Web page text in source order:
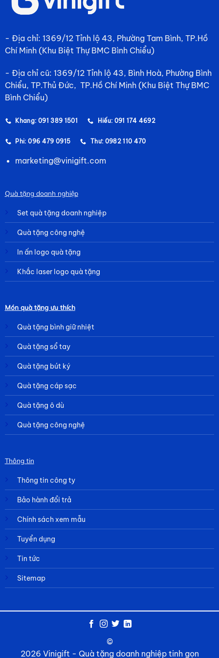
- Địa chỉ: 1369/12 Tỉnh lộ 43, Phường Tam Bình, TP.Hồ
Chí Minh (Khu Biệt Thự BMC Bình Chiểu)
- Địa chỉ cũ: 1369/12 Tỉnh lộ 43, Bình Hoà, Phường Bình
Chiểu, TP.Thủ Đức, TP.Hồ Chí Minh (Khu Biệt Thự BMC
Bình Chiểu)
Khang: 091 389 1501 Hiếu: 091 174 4692
Phi: 096 479 0915 Thư: 0982 110 470
marketing@vinigift.com
Quà tặng doanh nghiệp
Set quà tặng doanh nghiệp
Quà tặng công nghệ
In ấn logo quà tặng
Khắc laser logo quà tặng
Món quà tặng ưu thích
Quà tặng bình giữ nhiệt
Quà tặng sổ tay
Quà tặng bút ký
Quà tặng cáp sạc
Quà tặng ô dù
Quà tặng công nghệ
Thông tin
Thông tin công ty
Bảo hành đổi trả
Chính sách xem mẫu
Tuyển dụng
Tin tức
Sitemap
©
2026 Vinigift - Quà tặng doanh nghiệp tinh gọn